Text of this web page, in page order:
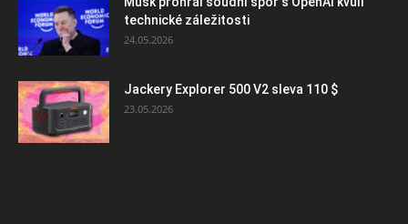
technické záležitosti
24.05.2026
Jackery Explorer 500 V2 sleva 110 $
23.05.2026